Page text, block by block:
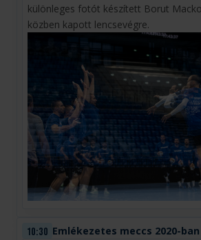
különleges fotót készített Borut
közben kapott lencsevégre.
10:30 Emlékezetes meccs 2020-ban